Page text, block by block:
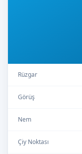
Rüzgar
Görüş
Nem
Çiy Noktası